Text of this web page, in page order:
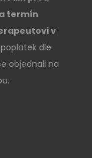
termín
v
dle
objednali na